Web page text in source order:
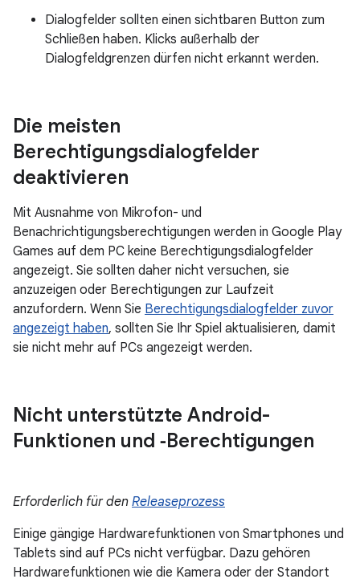
Dialogfelder sollten einen sichtbaren Button zum
Schließen haben. Klicks außerhalb der
Dialogfeldgrenzen dürfen nicht erkannt werden.
Die meisten
Berechtigungsdialogfelder
deaktivieren
Mit Ausnahme von Mikrofon- und
Benachrichtigungsberechtigungen werden in Google Play
Games auf dem PC keine Berechtigungsdialogfelder
angezeigt. Sie sollten daher nicht versuchen, sie
anzuzeigen oder Berechtigungen zur Laufzeit
anzufordern. Wenn Sie Berechtigungsdialogfelder zuvor
angezeigt haben, sollten Sie Ihr Spiel aktualisieren, damit
sie nicht mehr auf PCs angezeigt werden.
Nicht unterstützte Android-
Funktionen und ‑Berechtigungen
Erforderlich für den Releaseprozess
Einige gängige Hardwarefunktionen von Smartphones und
Tablets sind auf PCs nicht verfügbar. Dazu gehören
Hardwarefunktionen wie die Kamera oder der Standort